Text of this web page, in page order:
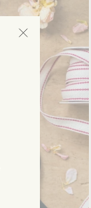
"Fermer
(Esc)"